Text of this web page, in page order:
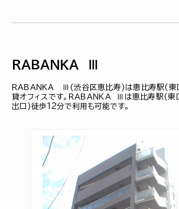
ＲＡＢＡＮＫＡ Ⅲ
ＲＡＢＡＮＫＡ Ⅲ(渋谷区恵比寿)は恵比寿駅(
貸オフィスです。ＲＡＢＡＮＫＡ Ⅲは恵比寿駅(
出口)徒歩12分で利用も可能です。